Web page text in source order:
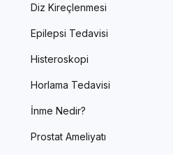
Diz Kireçlenmesi
Epilepsi Tedavisi
Histeroskopi
Horlama Tedavisi
İnme Nedir?
Prostat Ameliyatı